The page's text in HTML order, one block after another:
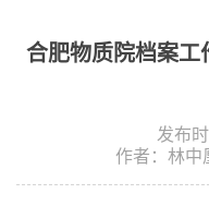
合肥物质院档案工
发布
作者： 林中